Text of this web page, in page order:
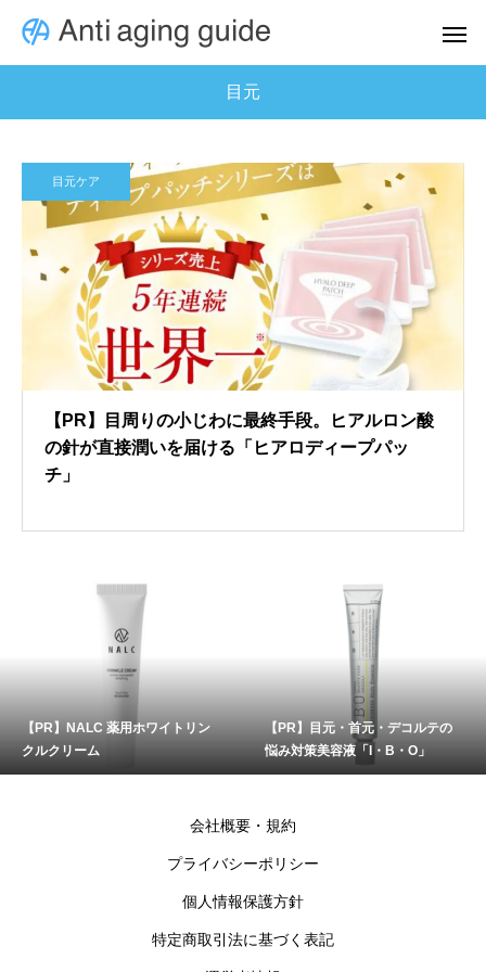
目元
目元ケア
【PR】目周りの小じわに最終手段。ヒアルロン酸
の針が直接潤いを届ける「ヒアロディープパッ
チ」
【PR】NALC 薬用ホワイトリン
クルクリーム
【PR】目元・首元・デコルテの
悩み対策美容液「I・B・O」
会社概要・規約
プライバシーポリシー
個人情報保護方針
特定商取引法に基づく表記